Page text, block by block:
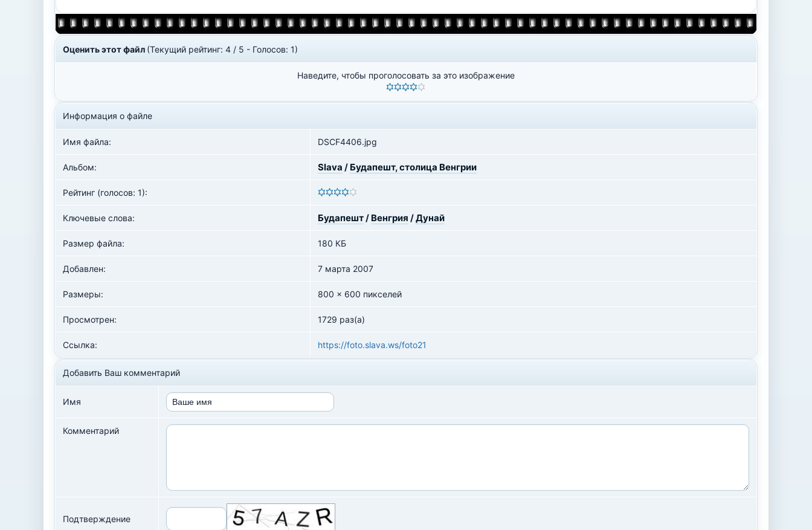
Оценить этот файл (Текущий рейтинг: 4 / 5 - Голосов: 1)
Наведите, чтобы проголосовать за это изображение
Информация о файле
Имя файла: DSCF4406.jpg
Альбом: Slava / Будапешт, столица Венгрии
Рейтинг (голосов: 1):
Ключевые слова: Будапешт/ Венгрия /Дунай
Размер файла: 180 КБ
Добавлен: 7 марта 2007
Размеры: 800 x 600 пикселей
Просмотрен: 1729 раз(а)
Ссылка: https://foto.slava.ws/foto21
Добавить Ваш комментарий
Имя
Комментарий
Подтверждение